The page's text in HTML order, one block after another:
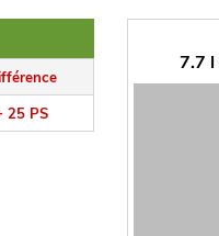
7.7 l
25 PS